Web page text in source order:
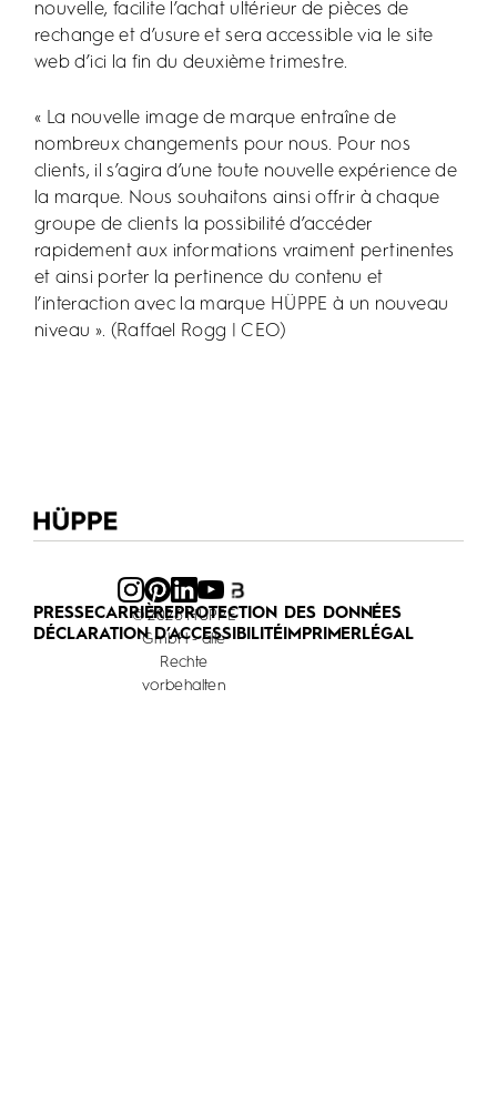
nouvelle, facilite l’achat ultérieur de pièces de
rechange et d’usure et sera accessible via le site
web d’ici la fin du deuxième trimestre.
« La nouvelle image de marque entraîne de
nombreux changements pour nous. Pour nos
clients, il s’agira d’une toute nouvelle expérience de
la marque. Nous souhaitons ainsi offrir à chaque
groupe de clients la possibilité d’accéder
rapidement aux informations vraiment pertinentes
et ainsi porter la pertinence du contenu et
l’interaction avec la marque HÜPPE à un nouveau
niveau ». (Raffael Rogg | CEO)
PRESSECARRIÈREPROTECTION DES DONNÉES
DÉCLARATION D’ACCESSIBILITÉIMPRIMERLÉGAL
© 2026 HÜPPE
GmbH - alle
Rechte
vorbehalten